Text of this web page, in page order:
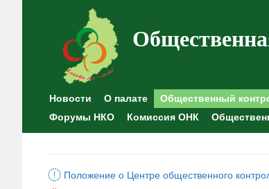
Новости О палате Общественный
Форумы НКО
Комиссия ОНК
Положение о Центре общественного